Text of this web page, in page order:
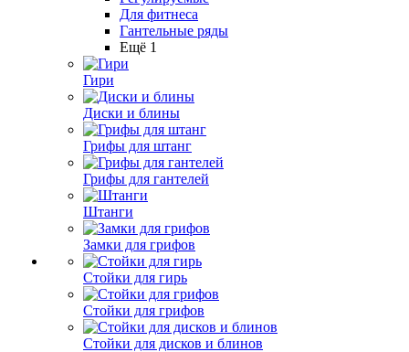
Для фитнеса
Гантельные ряды
Ещё 1
Гири
Диски и блины
Грифы для штанг
Грифы для гантелей
Штанги
Замки для грифов
Стойки для гирь
Стойки для грифов
Стойки для дисков и блинов